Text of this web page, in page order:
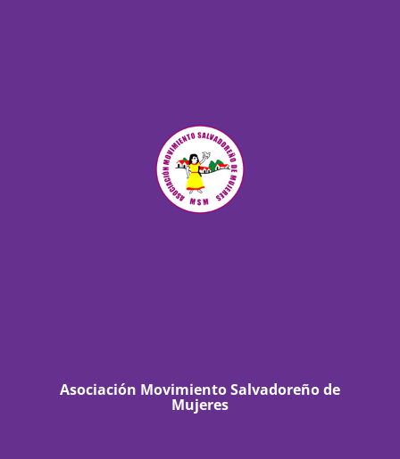
Asociación Movimiento Salvadoreño de
Mujeres